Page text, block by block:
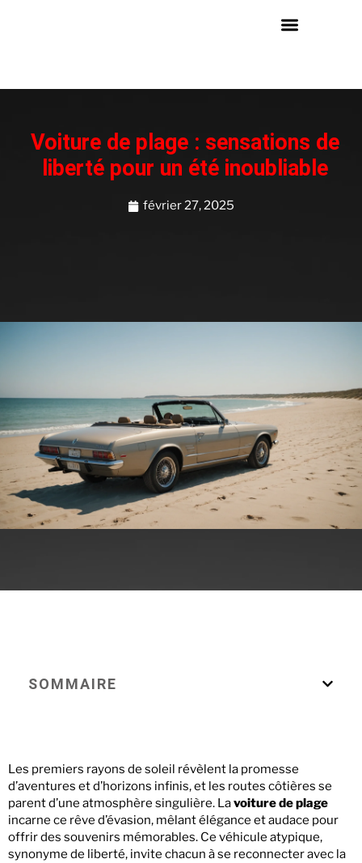
Voiture de plage : sensations de
liberté pour un été inoubliable
février 27, 2025
SOMMAIRE
Les premiers rayons de soleil révèlent la promesse
d’aventures et d’horizons infinis, et les routes côtières se
parent d’une atmosphère singulière. Lavoiture de plage
incarne ce rêve d’évasion, mêlant élégance et audace pour
offrir des souvenirs mémorables. Ce véhicule atypique,
synonyme de liberté, invite chacun à se reconnecter avec la